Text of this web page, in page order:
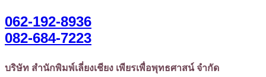
062-192-8936
082-684-7223
บริษัท สำนักพิมพ์เลี่ยงเชียง เพียรเพื่อพุทธศาสน์ จำกัด